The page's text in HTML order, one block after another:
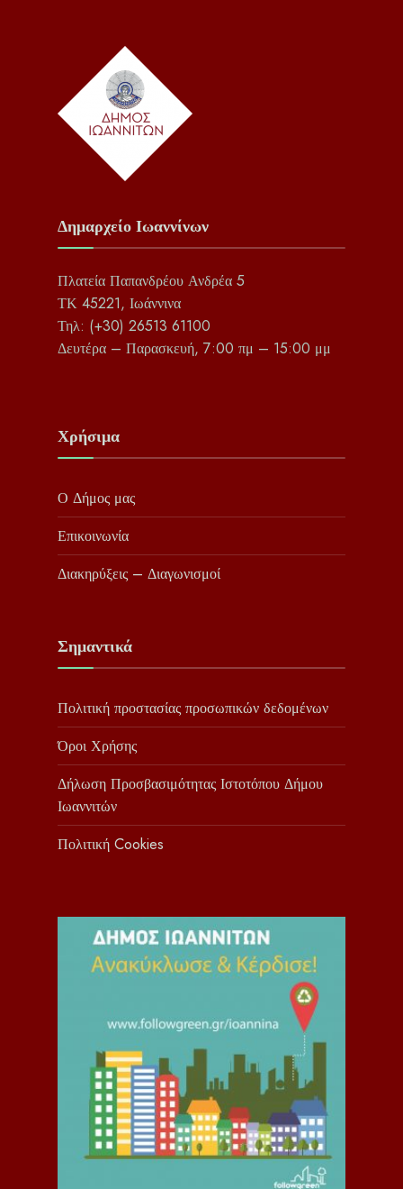
Δημαρχείο Ιωαννίνων
Πλατεία Παπανδρέου Ανδρέα 5
ΤΚ 45221, Ιωάννινα
Τηλ: (+30) 26513 61100
Δευτέρα – Παρασκευή, 7:00 πμ – 15:00 μμ
Χρήσιμα
Ο Δήμος μας
Επικοινωνία
Διακηρύξεις – Διαγωνισμοί
Σημαντικά
Πολιτική προστασίας προσωπικών δεδομένων
Όροι Χρήσης
Δήλωση Προσβασιμότητας Ιστοτόπου Δήμου
Ιωαννιτών
Πολιτική Cookies